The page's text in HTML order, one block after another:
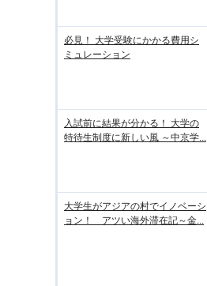
必見！ 大学受験にかかる費用シ
ミュレーション
入試前に結果が分かる！ 大学の
特待生制度に新しい風 ～中京学...
大学生がアジアの村でイノベーシ
ョン！ アツい海外滞在記～金...